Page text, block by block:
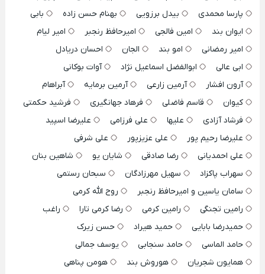
پارسا محمدی
بیدل برزویی بهنام حسن زاده
بابی
ایوان بند
امین فالجی امیرحافظ رنجبر
امیر لیام
امیر رمضانی
امو بند الجان
احسان دریادل
ابی عالی
ابوالفضل اسماعیل نژاد
آوات بوکانی
آرون افشار
آرمین زارعی آرمین برمایه
آبراهام
کیوان
قاسم فاضلی فرهاد جهانگیری
فرشید حکمتی
فرشاد آزادی
علیها علی فرزامی
علیرضا اسپید
علیرضا رحیم پور
علی عزیزپور
علی شرفی
علی احمدیانی
رضا صادقی شایان یو
شاهین بنان
سهراب پاکزاد
سهیل مهرزادگان
سبحان رستمی
سامان یاسین و امیرحافظ رنجبر
روح الله کرمی
رامین تجنگی
رامین کرمی رضا کرمی تارا
راغب
حمیدرضا بابایی
حمید هیراد
حسن زیرک
حامد الماسی
حامد سنجابی
یوسف جمالی
همایون شجریان
هوروش بند
هومن پناهی